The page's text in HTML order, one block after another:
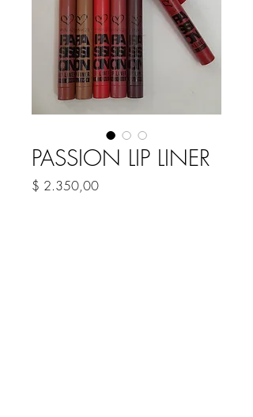
PASSION LIP LINER
$ 2.350,00Precio